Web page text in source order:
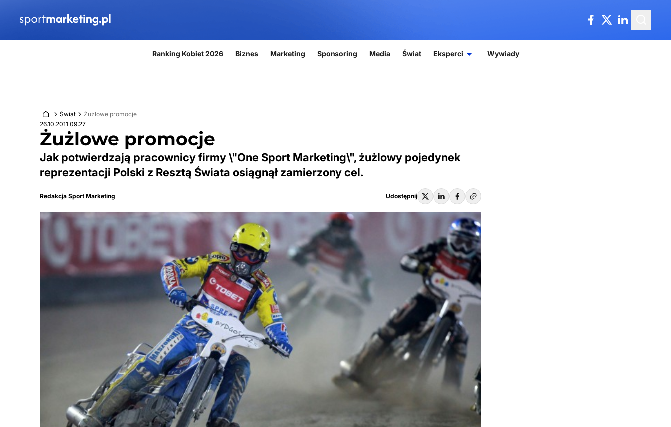
Ranking Kobiet 2026 Biznes Marketing Sponsoring Media Świat Eksperci Wywiady
Świat
Żużlowe promocje
26.10.2011 09:27
Żużlowe promocje
Jak potwierdzają pracownicy firmy \"One Sport Marketing\", żużlowy pojedynek
reprezentacji Polski z Resztą Świata osiągnął zamierzony cel.
Redakcja Sport Marketing Udostępnij